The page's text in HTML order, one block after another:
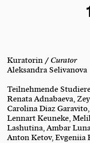
Kuratorin / Curator
Aleksandra Selivanova
Teilnehmende
Renata Adnabaeva,
Carolina Diaz
Lennart Keuneke,
Lashutina, Ambar
Anton Ketov, Evgeniia